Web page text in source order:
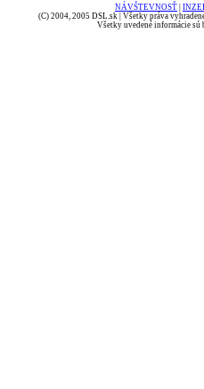
NÁVŠTEVNOSŤ
(C) 2004, 2005 DSL.sk | Všetky práva
Všetky uvedené informácie sú